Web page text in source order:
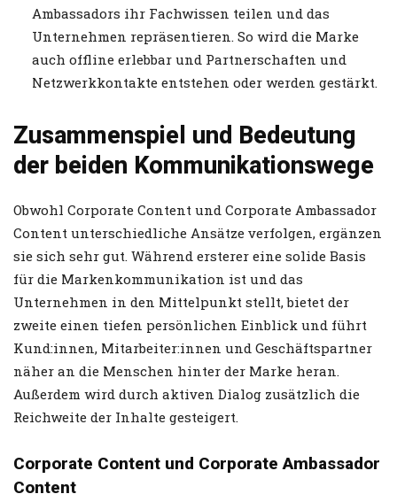
Ambassadors ihr Fachwissen teilen und das
Unternehmen repräsentieren. So wird die Marke
auch offline erlebbar und Partnerschaften und
Netzwerkkontakte entstehen oder werden gestärkt.
Zusammenspiel und Bedeutung
der beiden Kommunikationswege
Obwohl Corporate Content und Corporate Ambassador
Content unterschiedliche Ansätze verfolgen, ergänzen
sie sich sehr gut. Während ersterer eine solide Basis
für die Markenkommunikation ist und das
Unternehmen in den Mittelpunkt stellt, bietet der
zweite einen tiefen persönlichen Einblick und führt
Kund:innen, Mitarbeiter:innen und Geschäftspartner
näher an die Menschen hinter der Marke heran.
Außerdem wird durch aktiven Dialog zusätzlich die
Reichweite der Inhalte gesteigert.
Corporate Content und Corporate Ambassador
Content